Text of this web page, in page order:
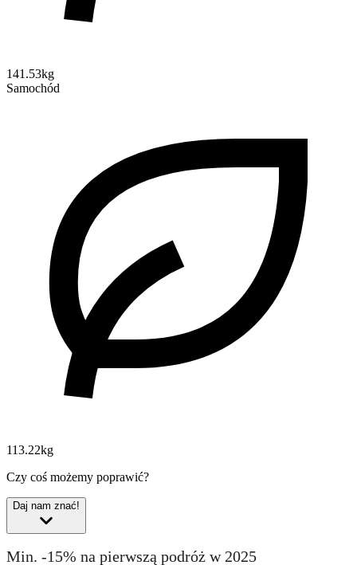
141.53kg
Samochód
113.22kg
Czy coś możemy poprawić?
Daj nam znać!
Min. -15% na pierwszą podróż w 2025